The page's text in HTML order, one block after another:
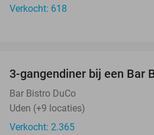
Verkocht: 618
3-gangendiner bij een Bar
Bar Bistro DuCo
Uden (+9 locaties)
Verkocht: 2.365